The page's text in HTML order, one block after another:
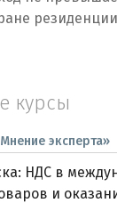
курсы
эксперта»
НДС в
и